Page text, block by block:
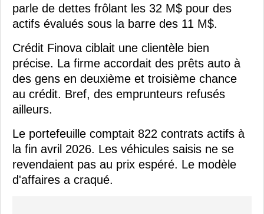
parle de dettes frôlant les 32 M$ pour des
actifs évalués sous la barre des 11 M$.
Crédit Finova ciblait une clientèle bien
précise. La firme accordait des prêts auto à
des gens en deuxième et troisième chance
au crédit. Bref, des emprunteurs refusés
ailleurs.
Le portefeuille comptait 822 contrats actifs à
la fin avril 2026. Les véhicules saisis ne se
revendaient pas au prix espéré. Le modèle
d'affaires a craqué.